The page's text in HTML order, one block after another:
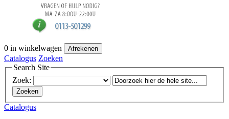
0 in winkelwagen Afrekenen
Catalogus Zoeken
Search Site
Zoek:
Zoeken
Catalogus